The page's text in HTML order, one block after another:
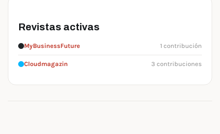
Revistas activas
MyBusinessFuture 1 contribución
Cloudmagazin 3 contribuciones